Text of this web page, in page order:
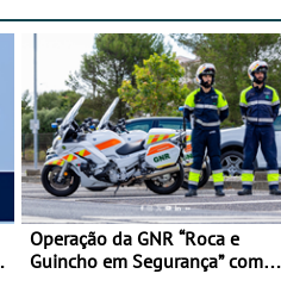
Operação da GNR “Roca e
Guincho em Segurança” com